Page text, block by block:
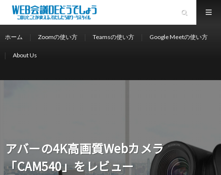
ホーム Zoomの使い方 Teamsの使い方 Google Meetの使い方
About Us
アバーの4K高画質Webカメラ
「CAM540」をレビュー